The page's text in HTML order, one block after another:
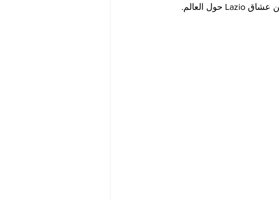
Binance. بصفتك مشتركًا عالميًا في Binance ، يمكنك شراء الرموز من عشاق Lazio حول العالم.